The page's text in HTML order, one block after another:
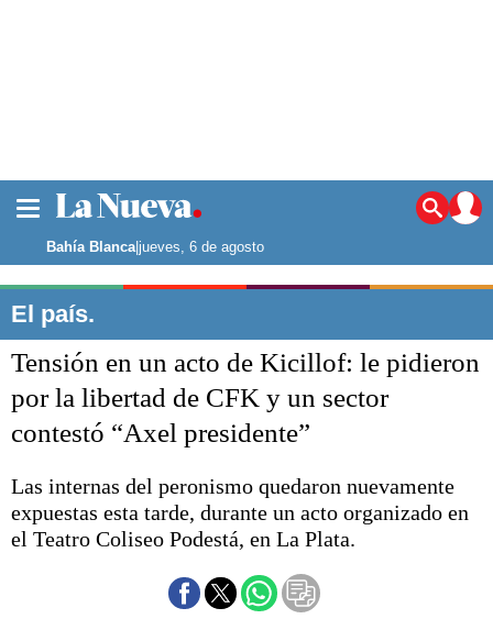
Noticias
La ciudad
Punta Alta
El mundo
Seguridad
Opinión
Escenario Olímpico
Liga del Sur
Básquetbol
Fútbol
Aplausos
Bahía Blanca|jueves, 6 de agosto
El país.
Tensión en un acto de Kicillof: le pidieron
por la libertad de CFK y un sector
contestó “Axel presidente”
Las internas del peronismo quedaron nuevamente
expuestas esta tarde, durante un acto organizado en
el Teatro Coliseo Podestá, en La Plata.